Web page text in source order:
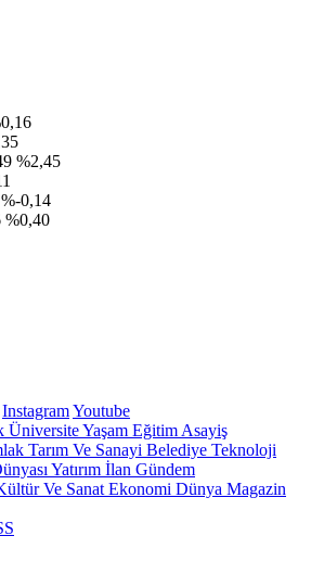
%2,45
%-0,14
%0,40
InstagramYoutube
ÜniversiteYaşam Eğitim Asayiş
Tarım Ve Sanayi Belediye Teknoloji
Yatırım İlan Gündem
Ve Sanat Ekonomi Dünya Magazin